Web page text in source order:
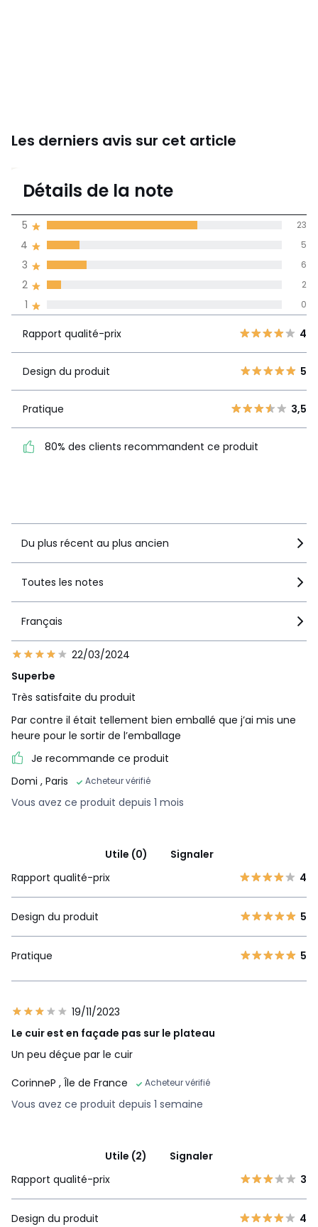
Les derniers avis sur cet article
4,4
de moyenne
obtenue sur
1
3
4
produit
Pratique
3,5
80% des clients
Détails de la note
1 0
2 2
3 6
4 5
5 23
Rapport qualité-prix 4
Design du produit 5
Pratique 3,5
80% des clients recommandent ce produit
Du plus récent au plus ancien
Toutes les notes
Français
22/03/2024
Superbe
Très satisfaite du produit
Par contre il était tellement bien emballé que j’ai mis une
heure pour le sortir de l’emballage
Je recommande ce produit
Domi , Paris Acheteur vérifié
Vous avez ce produit depuis 1 mois
Utile (0)
Signaler
Rapport qualité-prix
4
Design du produit 5
Pratique 5
19/11/2023
Le cuir est en façade pas sur le plateau
Un peu déçue par le cuir
CorinneP , Île de France Acheteur vérifié
Vous avez ce produit depuis 1 semaine
Utile (2)
Signaler
Rapport qualité-prix
3
Design du produit 4